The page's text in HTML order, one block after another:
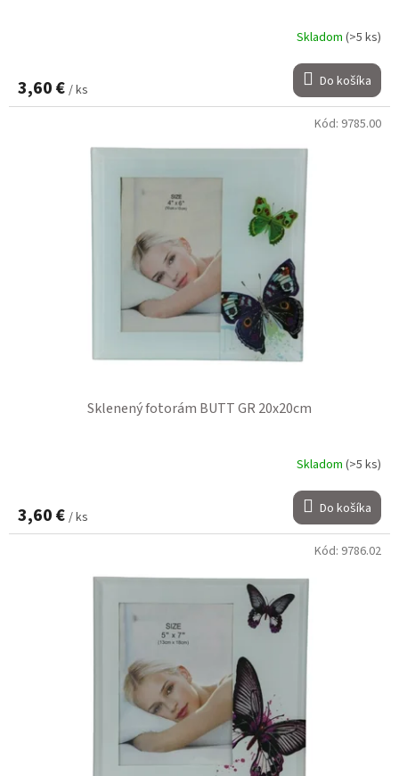
Skladom (>5 ks)
3,60 € / ks Do košíka
Sklenený fotorám BUTT GR 20x20cm
Skladom (>5 ks)
3,60 € / ks Do košíka
Kód: 9785.00
Kód: 9786.02